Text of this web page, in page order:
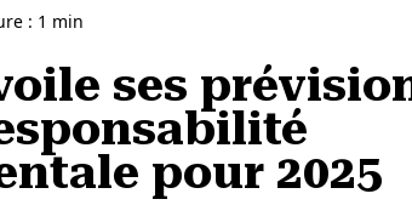
: 1 min
ses
pour 2025